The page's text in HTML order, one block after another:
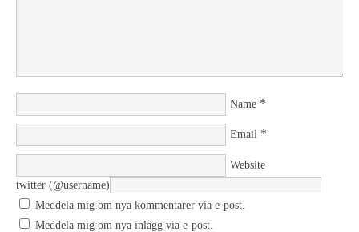
Name *
Email *
Website
twitter (@username)
Meddela mig om nya kommentarer via e-post.
Meddela mig om nya inlägg via e-post.